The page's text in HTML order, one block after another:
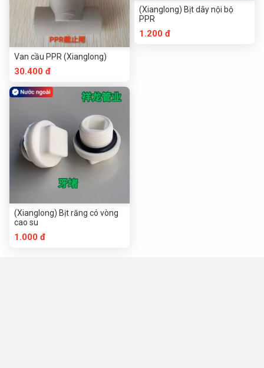
Van cầu PPR (Xianglong)
30.400 đ
(Xianglong) Bịt răng có vòng
cao su
1.000 đ
(Xianglong) Bịt dây nội bộ
PPR
1.200 đ